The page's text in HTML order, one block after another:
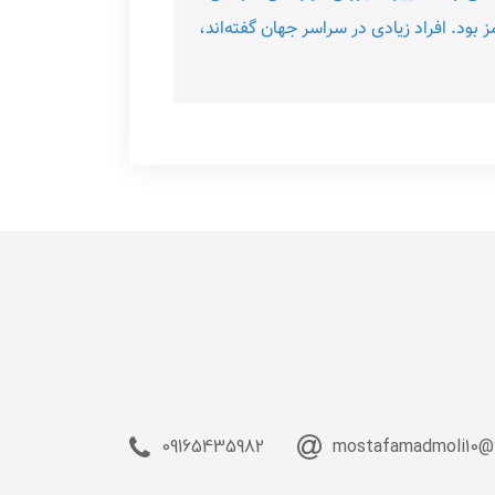
افراد زیادی در سراسر جهان گفته‌اند،
09165435982